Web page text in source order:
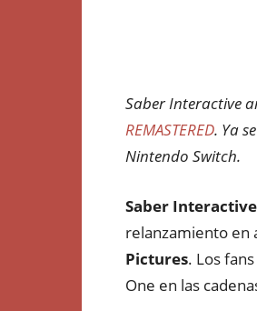
Saber Interactive
REMASTERED. Ya
Nintendo Switch.
Saber Interactive
relanzamiento en
Pictures. Los
One en las